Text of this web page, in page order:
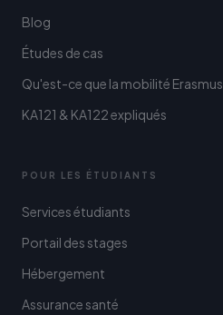
Blog
Études de cas
Qu'est-ce que la mobilité Erasmus
KA121 & KA122 expliqués
POUR LES ÉTUDIANTS
Services étudiants
Portail des stages
Hébergement
Assurance santé